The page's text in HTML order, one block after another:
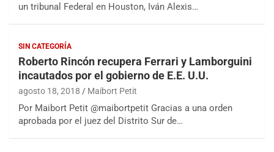
un tribunal Federal en Houston, Iván Alexis…
SIN CATEGORÍA
Roberto Rincón recupera Ferrari y Lamborguini
incautados por el gobierno de E.E. U.U.
agosto 18, 2018 Maibort Petit
Por Maibort Petit @maibortpetit Gracias a una orden
aprobada por el juez del Distrito Sur de…